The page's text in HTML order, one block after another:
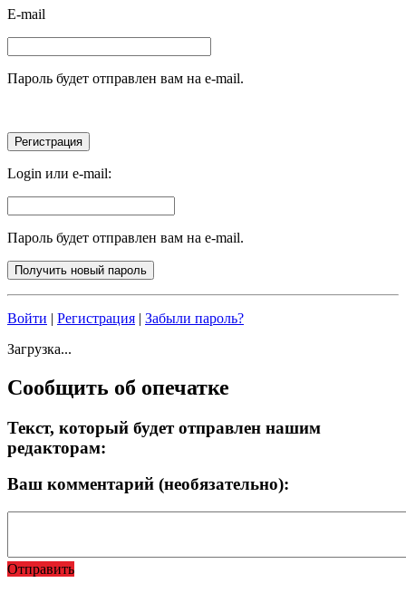
E-mail
Пароль будет отправлен вам на e-mail.
Login или e-mail:
Пароль будет отправлен вам на e-mail.
Войти | Регистрация | Забыли пароль?
Загрузка...
Сообщить об опечатке
Текст, который будет отправлен нашим
редакторам:
Ваш комментарий (необязательно):
Отправить